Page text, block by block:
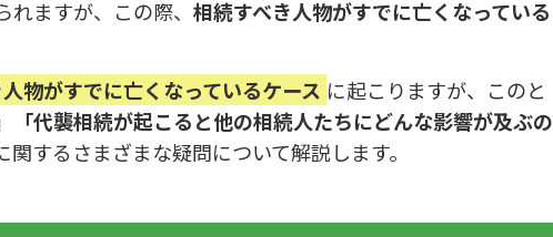
ますが、この際、 相続すべき人物がすでに亡くなっている
物がすでに亡くなっているケース に起こりますが、このと
「代襲相続が起こると他の相続人たちにどんな影響が及ぶの
するさまざまな疑問について解説します。